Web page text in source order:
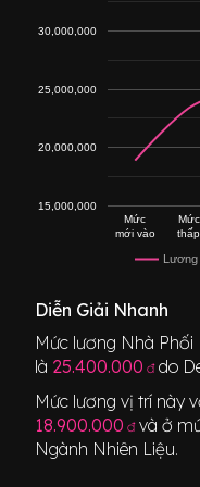
Lương
Mức
mới vào
Mức
thấp
15,000,000
20,000,000
25,000,000
30,000,000
Diễn Giải Nhanh
Mức lương Nhà Phối
là 25.400.000 đdo
Mức lương vị trí này
18.900.000 đ và ở
Ngành Nhiên Liệu.